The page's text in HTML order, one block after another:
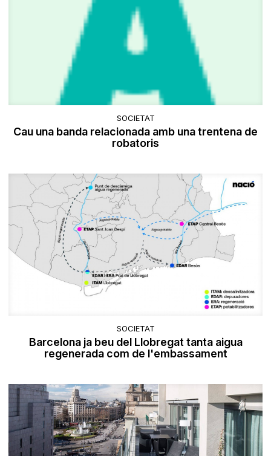
SOCIETAT
Cau una banda relacionada amb una trentena de
robatoris
SOCIETAT
Barcelona ja beu del Llobregat tanta aigua
regenerada com de l'embassament